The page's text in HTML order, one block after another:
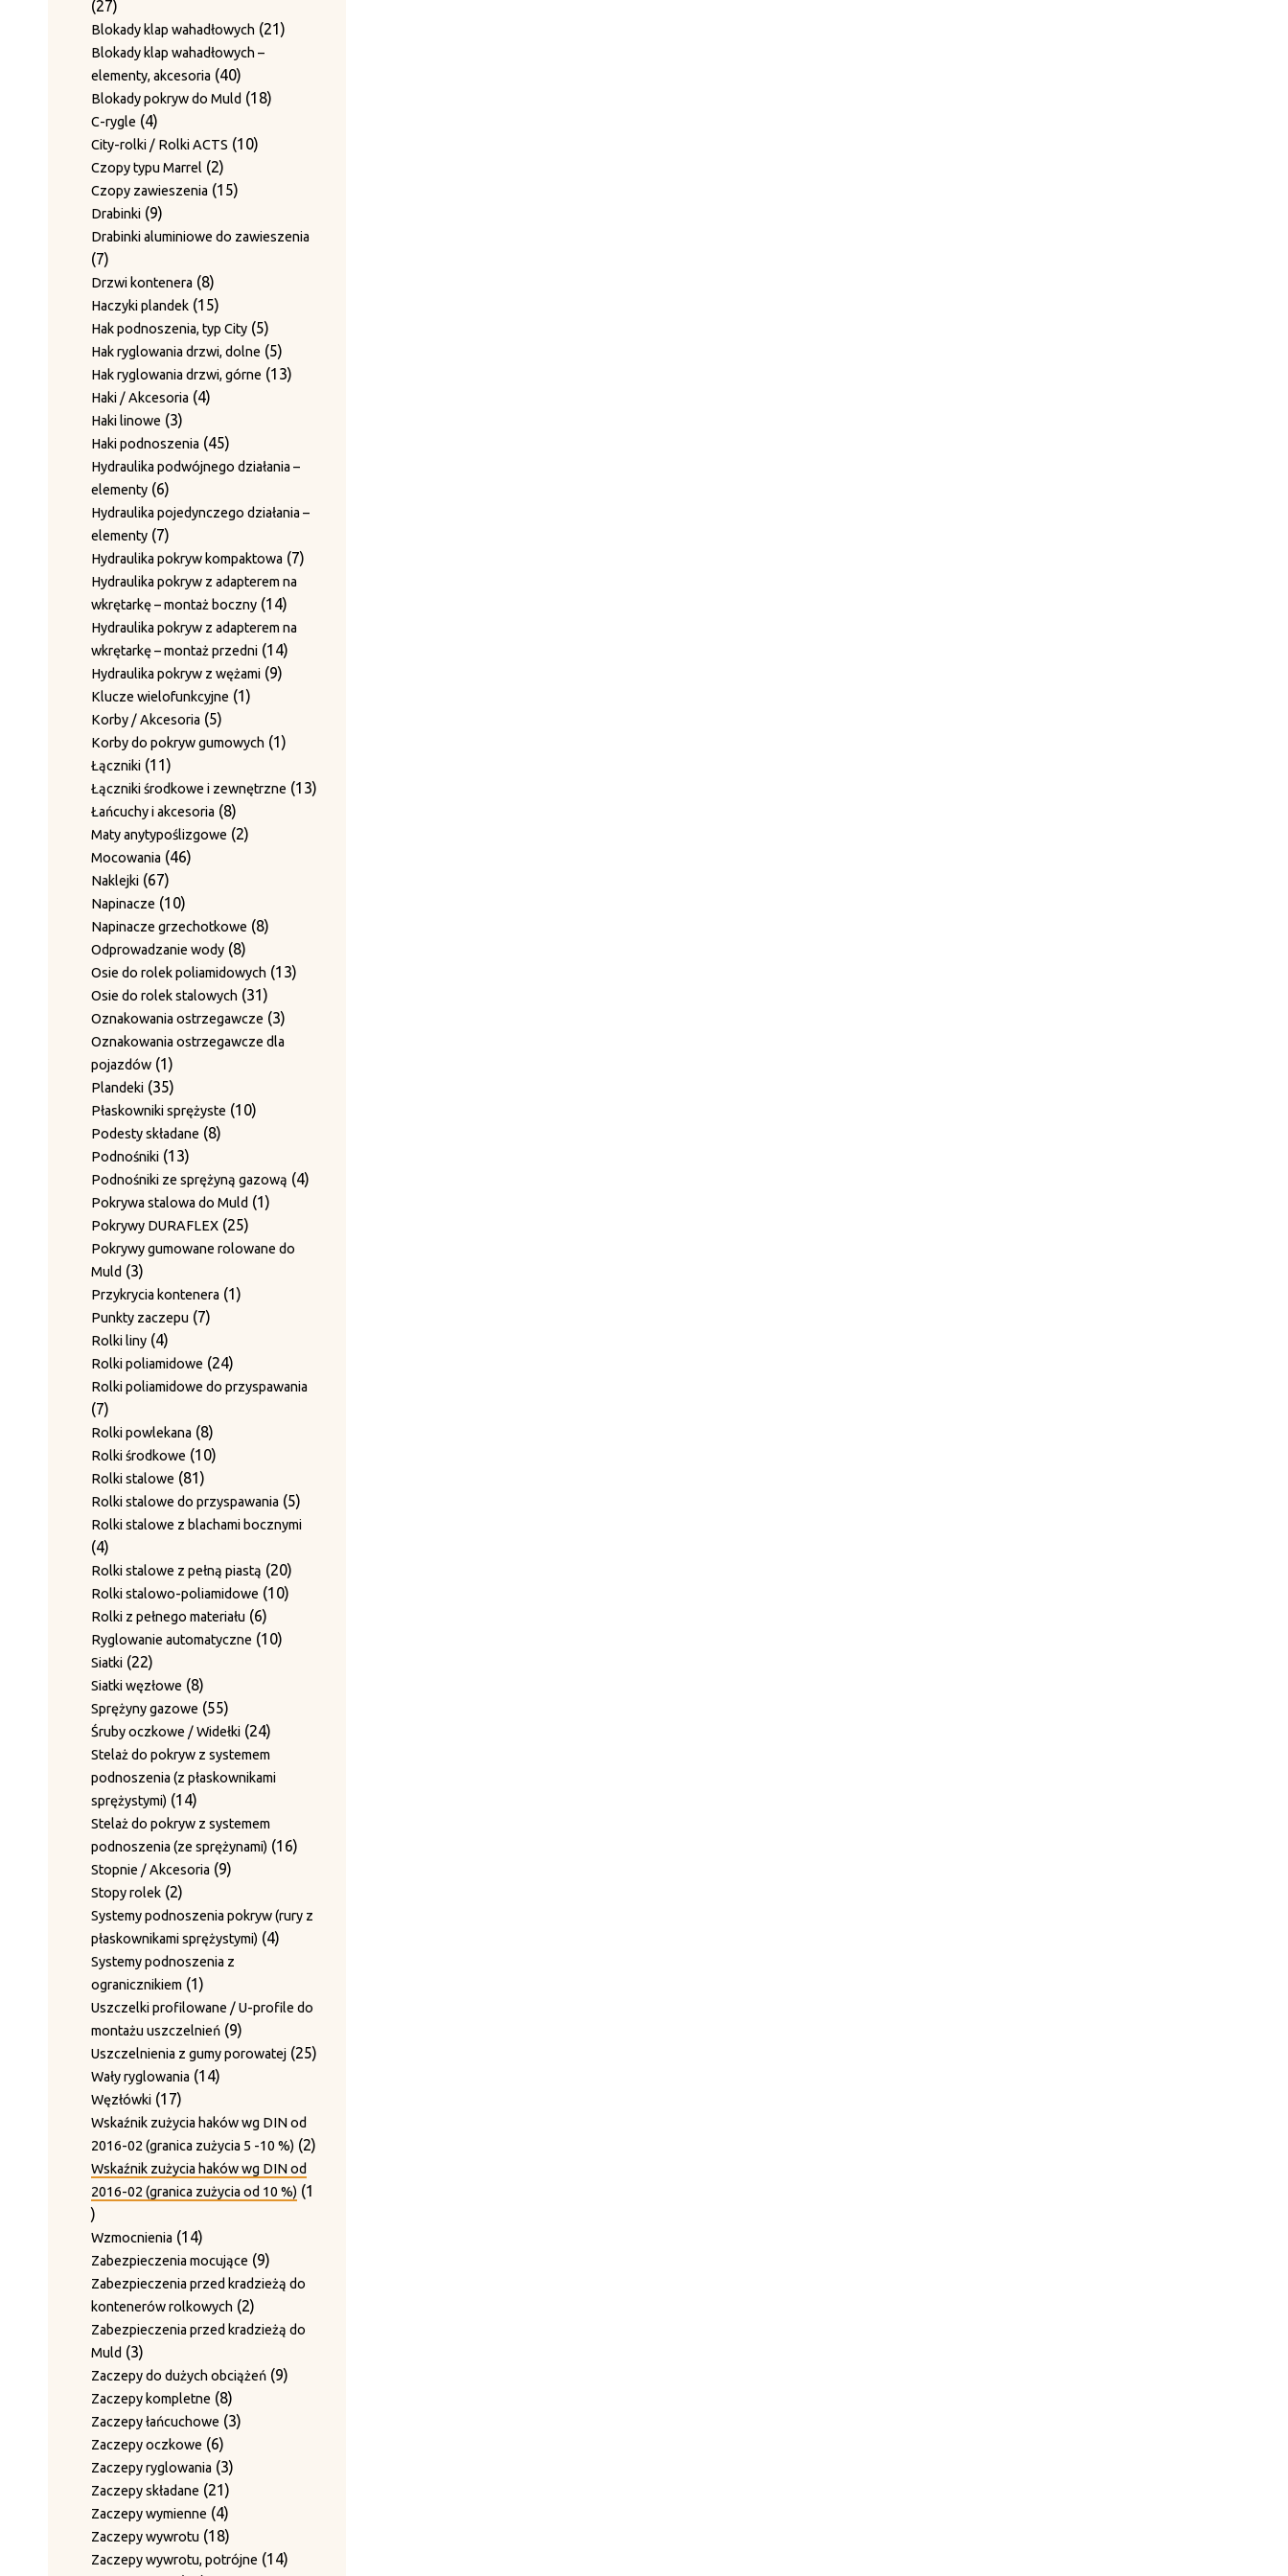
Mocowanie rolek
produktów
Obcinaki do drutu / Mocowanie
noży 77
produktów
Odbojniki 11
produkt
Odbojniki gumowe 11
Osłony rolek prowadzących
Płyty ścieralne 77
produktów
Płyty z bolcami do rolek
prowadzących
3 3
Prowadnice
produkty
Prowadnice boczne 1616
Rolki prowadzące
Rolki prowadzenia drutu
Śruby mocujące i sprężyny
Sworznie prowadzące 22
produkty
Sworznie rolek prowadzących
12
produktów
Sworznie rolek prowadzących i
nakrętki zabezpieczające
Sworznie rolek prowadzących z
blaszkami zabezpieczającymi
1
Sworznie ściany bocznej i
pierścienie ustalające 33
Sworznie z pierścieniem
ustalającym 11
produkt
Tuleje / Pierścienie prowadzące
1111
produktów
Tuleje prowadzące (do igieł) 44
Tuleje prowadzenia drutu 22
produkty
Wałki prowadzenia drutu 66
Wały haków skrętnych 12
Zestawy noży do płyt dociskowych
1515
produktów
Zestawy prowadnic
produktów
Zestawy przeciwnoży 1010
Zestawy ścieralne bez blachy
grzebieniowej
11
Zestawy ścieralne do 4-krotnego
przewiązania
Zgarniacza 9
produktów
2727
produktów
Blokady klap wahadłowych 2121
Blokady klap wahadłowych –
elementy, akcesoria
4040
produktów
Blokady pokryw do Muld 1818
C-rygle 44
produkty
City-rolki / Rolki ACTS 1010
Czopy typu Marrel 22
produkty
Czopy zawieszenia 1515
Drabinki 99
produktów
Drabinki aluminiowe do zawieszenia
77
produktów
Drzwi kontenera 88
produktów
Haczyki plandek 1515
produktów
Hak podnoszenia, typ City 55
produktów
Hak ryglowania drzwi, dolne 55
produktów
Hak ryglowania drzwi, górne 1313
Haki / Akcesoria 44
Haki linowe 33
produkty
Haki podnoszenia 4545
produktów
Hydraulika podwójnego działania –
elementy
66
produktów
Hydraulika pojedynczego działania –
elementy
77
produktów
Hydraulika pokryw kompaktowa 77
Hydraulika pokryw z adapterem na
wkrętarkę – montaż boczny
1414
produktów
Hydraulika pokryw z adapterem na
wkrętarkę – montaż przedni
1414
Hydraulika pokryw z wężami 99
Klucze wielofunkcyjne 11
Korby / Akcesoria 55
produktów
Korby do pokryw gumowych 11
Łączniki 1111
produktów
Łączniki środkowe i zewnętrzne 1313
Łańcuchy i akcesoria 88
produktów
Maty anytypoślizgowe 22
Mocowania 4646
Naklejki 6767
produktów
Napinacze 1010
produktów
Napinacze grzechotkowe 88
Odprowadzanie wody 88
produktów
Osie do rolek poliamidowych 1313
Osie do rolek stalowych 3131
produktów
Oznakowania ostrzegawcze 33
produkty
Oznakowania ostrzegawcze dla
pojazdów
11
produkt
Plandeki 3535
produktów
Płaskowniki sprężyste 1010
Podesty składane 88
Podnośniki 1313
produktów
Podnośniki ze sprężyną gazową 44
Pokrywa stalowa do Muld 11
Pokrywy DURAFLEX 2525
produktów
Pokrywy gumowane rolowane do
Muld
33
produkty
Przykrycia kontenera 11
Punkty zaczepu 77
Rolki liny 44
produkty
Rolki poliamidowe 2424
produkty
Rolki poliamidowe do przyspawania
77
produktów
Rolki powlekana 88
produktów
Rolki środkowe 1010
Rolki stalowe 8181
produktów
Rolki stalowe do przyspawania 55
produktów
Rolki stalowe z blachami bocznymi
44
produkty
Rolki stalowe z pełną piastą 2020
produktów
Rolki stalowo-poliamidowe 1010
Rolki z pełnego materiału 66
produktów
Ryglowanie automatyczne 1010
Siatki 2222
produkty
Siatki węzłowe 88
produktów
Sprężyny gazowe 5555
produktów
Śruby oczkowe / Widełki 2424
produkty
Stelaż do pokryw z systemem
podnoszenia (z płaskownikami
sprężystymi)
1414
produktów
Stelaż do pokryw z systemem
podnoszenia (ze sprężynami)
1616
Stopnie / Akcesoria 99
Stopy rolek 22
produkty
Systemy podnoszenia pokryw (rury z
płaskownikami sprężystymi)
44
Systemy podnoszenia z
ogranicznikiem
11
produkt
Uszczelki profilowane / U-profile do
montażu uszczelnień
99
produktów
Uszczelnienia z gumy porowatej 2525
Wały ryglowania 1414
Węzłówki 1717
produktów
Wskaźnik zużycia haków wg DIN od
2016-02 (granica zużycia 5 -10 %)
22
Wskaźnik zużycia haków wg DIN od
2016-02 (granica zużycia od 10 %)
1
1
produkt
Wzmocnienia 1414
produktów
Zabezpieczenia mocujące 99
produktów
Zabezpieczenia przed kradzieżą do
kontenerów rolkowych
22
produkty
Zabezpieczenia przed kradzieżą do
Muld
33
produkty
Zaczepy do dużych obciążeń 99
Zaczepy kompletne 88
produktów
Zaczepy łańcuchowe 33
Zaczepy oczkowe 66
produktów
Zaczepy ryglowania 33
produkty
Zaczepy składane 2121
produktów
Zaczepy wymienne 44
produkty
Zaczepy wywrotu 1818
produktów
Zaczepy wywrotu, potrójne 1414